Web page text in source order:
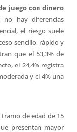
juego con dinero
no hay diferencias
el riesgo suele
sencillo, rápido y
que el 53,3% de
el 24,4% registra
y el 4% una
tramo de edad de 15
presentan mayor